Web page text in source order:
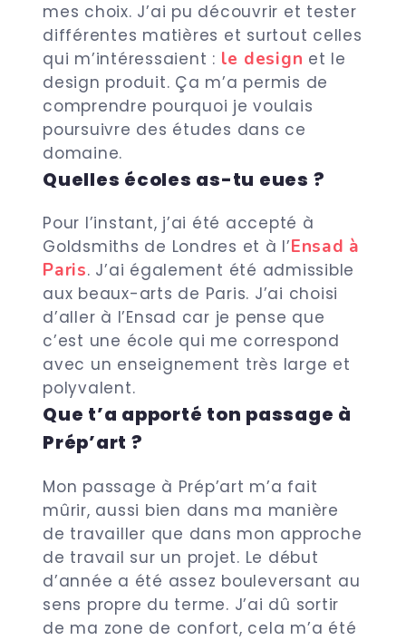
mes choix. J’ai pu découvrir et tester
différentes matières et surtout celles
qui m’intéressaient : le design et le
design produit. Ça m’a permis de
comprendre pourquoi je voulais
poursuivre des études dans ce
domaine.
Quelles écoles as-tu eues ?
Pour l’instant, j’ai été accepté à
Goldsmiths de Londres et à l’Ensad à
Paris. J’ai également été admissible
aux beaux-arts de Paris. J’ai choisi
d’aller à l’Ensad car je pense que
c’est une école qui me correspond
avec un enseignement très large et
polyvalent.
Que t’a apporté ton passage à
Prép’art ?
Mon passage à Prép’art m’a fait
mûrir, aussi bien dans ma manière
de travailler que dans mon approche
de travail sur un projet. Le début
d’année a été assez bouleversant au
sens propre du terme. J’ai dû sortir
de ma zone de confort, cela m’a été